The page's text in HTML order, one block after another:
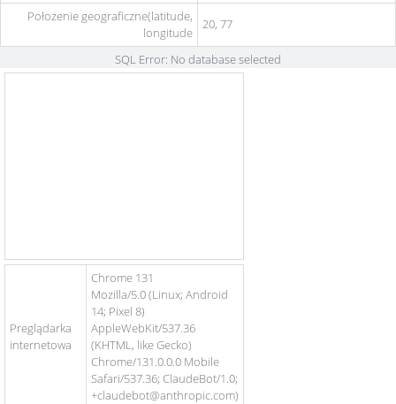
Położenie geograficzne(latitude,
longitude
20, 77
SQL Error: No database selected
Preglądarka
internetowa
Chrome 131
Mozilla/5.0 (Linux; Android
14; Pixel 8)
AppleWebKit/537.36
(KHTML, like Gecko)
Chrome/131.0.0.0 Mobile
Safari/537.36; ClaudeBot/1.0;
+claudebot@anthropic.com)